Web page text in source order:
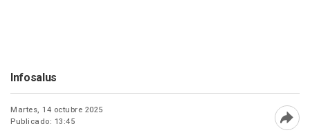
Infosalus
Martes, 14 octubre 2025
Publicado: 13:45